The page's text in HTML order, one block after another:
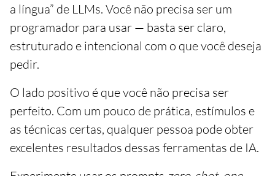
a língua” de LLMs. Você não precisa ser um
programador para usar — basta ser claro,
estruturado e intencional com o que você deseja
pedir.
O lado positivo é que você não precisa ser
perfeito. Com um pouco de prática, estímulos e
as técnicas certas, qualquer pessoa pode obter
excelentes resultados dessas ferramentas de IA.